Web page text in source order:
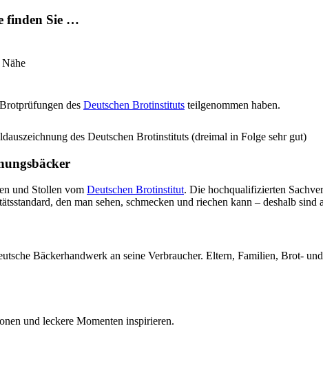
finden Sie …
des Deutschen Brotinstituts teilgenommen haben.
des Deutschen Brotinstituts (dreimal in Folge sehr gut)
und Stollen vom Deutschen Brotinstitut. Die hochqualifizierten
den man sehen, schmecken und riechen kann – deshalb
Bäckerhandwerk an seine Verbraucher. Eltern, Familien, Brot-
und leckere Momenten inspirieren.